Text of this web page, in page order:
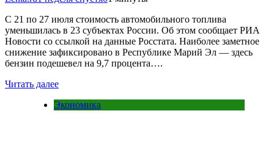
С 21 по 27 июля стоимость автомобильного топлива
уменьшилась в 23 субъектах России. Об этом сообщает РИА
Новости со ссылкой на данные Росстата. Наиболее заметное
снижение зафиксировано в Республике Марий Эл — здесь
бензин подешевел на 9,7 процента….
Читать далее
Экономика